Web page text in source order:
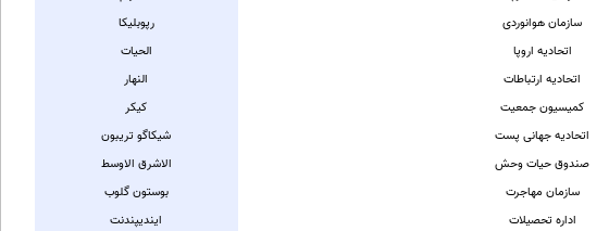
سازمان هوانوردی
اتحادیه اروپا
اتحادیه ارتباطات
کمیسیون جمعیت
اتحادیه جهانی پست
صندوق حیات وحش
سازمان مهاجرت
اداره تحصیلات
رپوبلیکا
الحیات
النهار
کیکر
شیکاگو تریبون
الاشرق الاوسط
بوستون گلوب
ایندیپندنت